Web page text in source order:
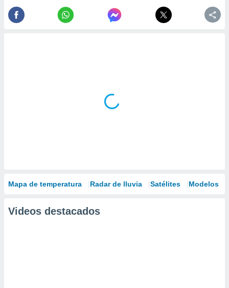
Mapa de temperatura Radar de lluvia Satélites Modelos
Videos destacados